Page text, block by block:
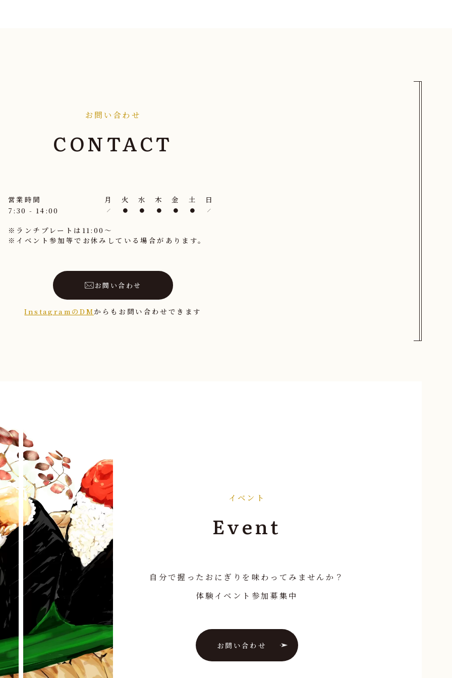
お問い合わせ
CONTACT
営業時間 月 火 水 木 金 土
日
7:30 - 14:00
※ランチプレートは11:00〜
※イベント参加等でお休みしている場合があります。
お問い合わせ
InstagramのDMからもお問い合わせできます
イベント
Event
自分で握ったおにぎりを味わってみませんか？
体験イベント参加募集中
お問い合わせ